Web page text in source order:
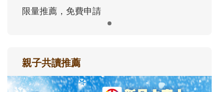
限量推薦，免費申請
親子共讀推薦